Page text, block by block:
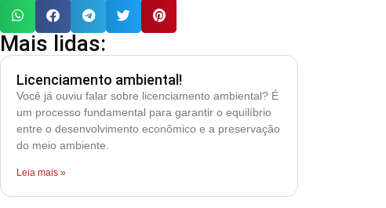
Mais lidas:
Licenciamento ambiental!
Você já ouviu falar sobre licenciamento ambiental? É
um processo fundamental para garantir o equilíbrio
entre o desenvolvimento econômico e a preservação
do meio ambiente.
Leia mais »